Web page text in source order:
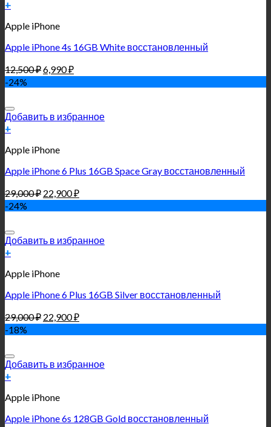
+
Apple iPhone
Apple iPhone 4s 16GB White восстановленный
12,500₽6,990₽
-24%
Добавить в избранное
+
Apple iPhone
Apple iPhone 6 Plus 16GB Space Gray восстановленный
29,000₽ 22,900₽
-24%
Добавить в избранное
+
Apple iPhone
Apple iPhone 6 Plus 16GB Silver восстановленный
29,000₽ 22,900₽
-18%
Добавить в избранное
+
Apple iPhone
Apple iPhone 6s 128GB Gold восстановленный